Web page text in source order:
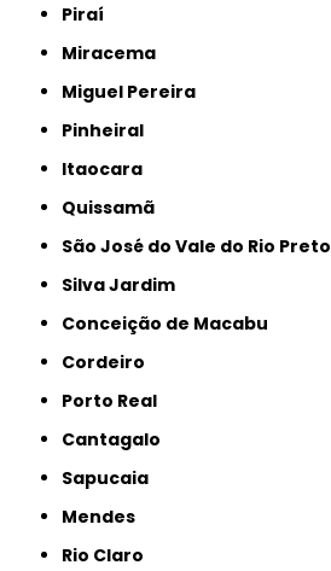
Piraí
Miracema
Miguel Pereira
Pinheiral
Itaocara
Quissamã
São José do Vale do Rio Preto
Silva Jardim
Conceição de Macabu
Cordeiro
Porto Real
Cantagalo
Sapucaia
Mendes
Rio Claro